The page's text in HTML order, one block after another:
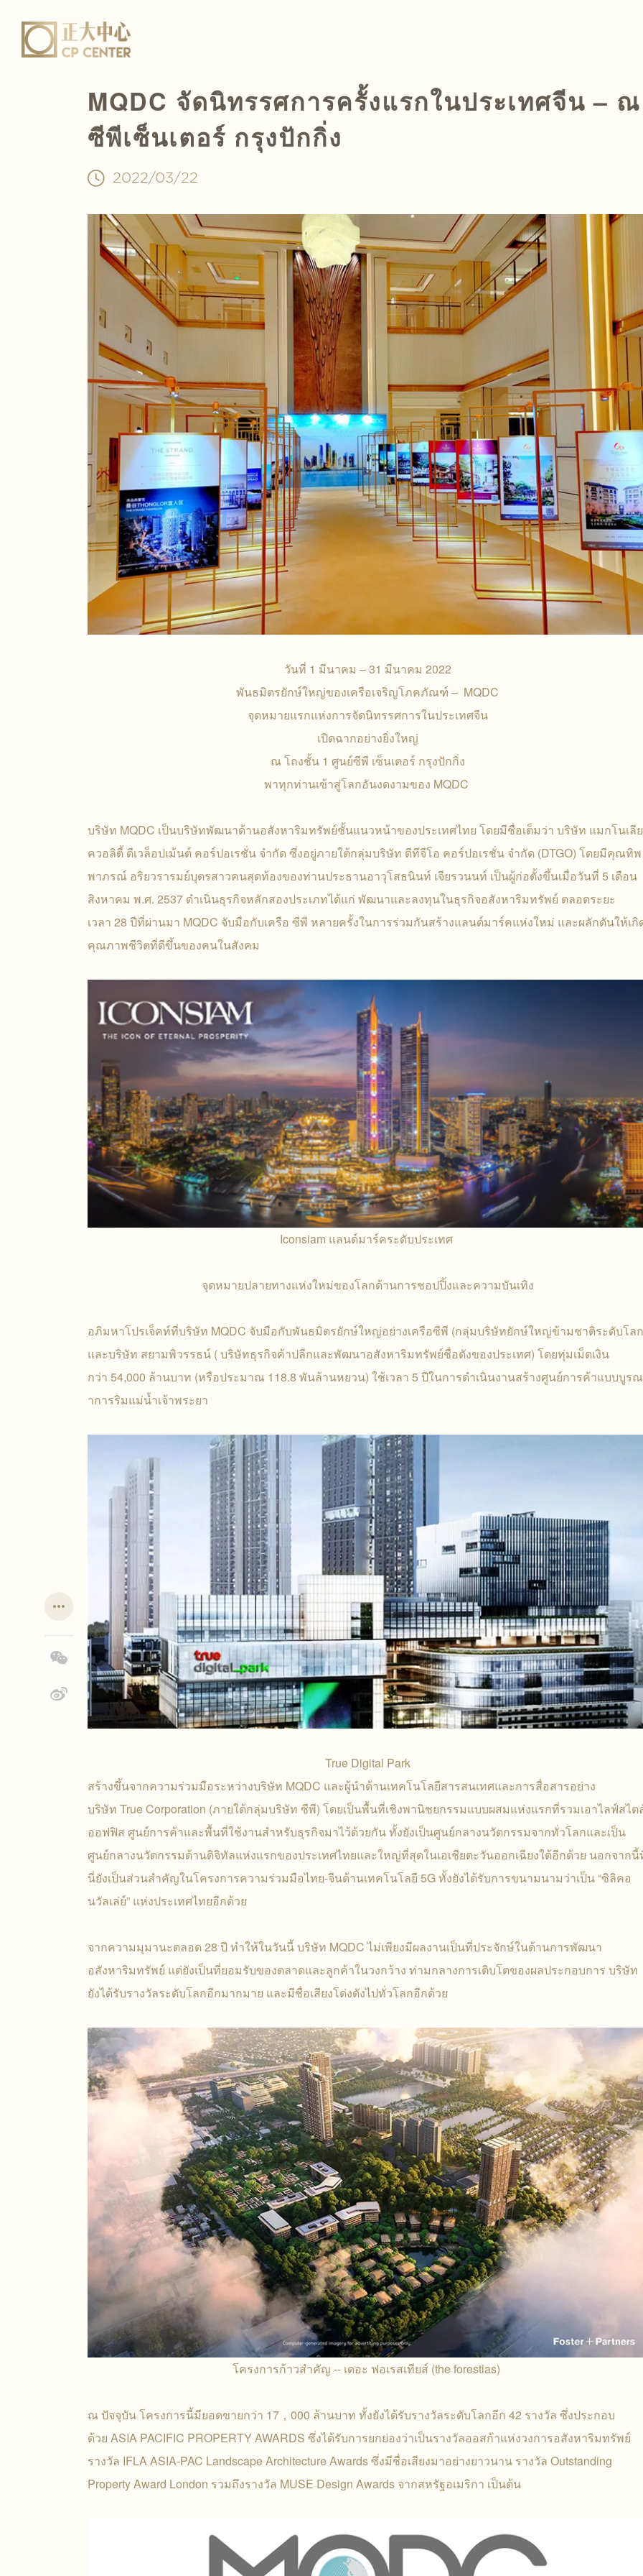
MQDC จัดนิทรรศการครั้งแรกในประเทศจีน – ณ
ซีพีเซ็นเตอร์ กรุงปักกิ่ง
2022/03/22
วันที่ 1 มีนาคม – 31 มีนาคม 2022
พันธมิตรยักษ์ใหญ่ของเครือเจริญโภคภัณฑ์ – MQDC
จุดหมายแรกแห่งการจัดนิทรรศการในประเทศจีน
เปิดฉากอย่างยิ่งใหญ่
ณ โถงชั้น 1 ศูนย์ซีพี เซ็นเตอร์ กรุงปักกิ่ง
พาทุกท่านเข้าสู่โลกอันงดงามของ MQDC
บริษัท MQDC เป็นบริษัทพัฒนาด้านอสังหาริมทรัพย์ชั้นแนวหน้าของประเทศไทย โดยมีชื่อเต็มว่า บริษัท แมกโนเลีย
ควอลิตี้ ดีเวล็อปเม้นต์ คอร์ปอเรชั่น จำกัด ซึ่งอยู่ภายใต้กลุ่มบริษัท ดีทีจีโอ คอร์ปอเรชั่น จำกัด (DTGO) โดยมีคุณทิพ
พาภรณ์ อริยวรารมย์บุตรสาวคนสุดท้องของท่านประธานอาวุโสธนินท์ เจียรวนนท์ เป็นผู้ก่อตั้งขึ้นเมื่อวันที่ 5 เดือน
สิงหาคม พ.ศ. 2537 ดำเนินธุรกิจหลักสองประเภทได้แก่ พัฒนาและลงทุนในธุรกิจอสังหาริมทรัพย์ ตลอดระยะ
เวลา 28 ปีที่ผ่านมา MQDC จับมือกับเครือ ซีพี หลายครั้งในการร่วมกันสร้างแลนด์มาร์คแห่งใหม่ และผลักดันให้เกิ
คุณภาพชีวิตที่ดีขึ้นของคนในสังคม
Iconsiam แลนด์มาร์คระดับประเทศ
จุดหมายปลายทางแห่งใหม่ของโลกด้านการชอปปิ้งและความบันเทิง
อภิมหาโปรเจ็คท์ที่บริษัท MQDC จับมือกับพันธมิตรยักษ์ใหญ่อย่างเครือซีพี (กลุ่มบริษัทยักษ์ใหญ่ข้ามชาติระดับโล
และบริษัท สยามพิวรรธน์ ( บริษัทธุรกิจค้าปลีกและพัฒนาอสังหาริมทรัพย์ชื่อดังของประเทศ) โดยทุ่มเม็ดเงิน
กว่า 54,000 ล้านบาท (หรือประมาณ 118.8 พันล้านหยวน) ใช้เวลา 5 ปีในการดำเนินงานสร้างศูนย์การค้าแบบบูรณ
าการริมแม่น้ำเจ้าพระยา
True Digital Park
สร้างขึ้นจากความร่วมมือระหว่างบริษัท MQDC และผู้นำด้านเทคโนโลยีสารสนเทศและการสื่อสารอย่าง
บริษัท True Corporation (ภายใต้กลุ่มบริษัท ซีพี) โดยเป็นพื้นที่เชิงพานิชยกรรมแบบผสมแห่งแรกที่รวมเอาไลฟ์สไต
ออฟฟิส ศูนย์การค้าและพื้นที่ใช้งานสำหรับธุรกิจมาไว้ด้วยกัน ทั้งยังเป็นศูนย์กลางนวัตกรรมจากทั่วโลกและเป็น
ศูนย์กลางนวัตกรรมด้านดิจิทัลแห่งแรกของประเทศไทยและใหญ่ที่สุดในเอเชียตะวันออกเฉียงใต้อีกด้วย นอกจาก
นี่ยังเป็นส่วนสำคัญในโครงการความร่วมมือไทย-จีนด้านเทคโนโลยี 5G ทั้งยังได้รับการขนามนามว่าเป็น “ซิลิคอ
นวัลเล่ย์” แห่งประเทศไทยอีกด้วย
จากความมุมานะตลอด 28 ปี ทำให้ในวันนี้ บริษัท MQDC ไม่เพียงมีผลงานเป็นที่ประจักษ์ในด้านการพัฒนา
อสังหาริมทรัพย์ แต่ยังเป็นที่ยอมรับของตลาดและลูกค้าในวงกว้าง ท่ามกลางการเติบโตของผลประกอบการ บริษัท
ยังได้รับรางวัลระดับโลกอีกมากมาย และมีชื่อเสียงโด่งดังไปทั่วโลกอีกด้วย
โครงการก้าวสำคัญ -- เดอะ ฟอเรสเทียส์ (the forestias)
ณ ปัจจุบัน โครงการนี้มียอดขายกว่า 17，000 ล้านบาท ทั้งยังได้รับรางวัลระดับโลกอีก 42 รางวัล ซึ่งประกอบ
ด้วย ASIA PACIFIC PROPERTY AWARDS ซึ่งได้รับการยกย่องว่าเป็นรางวัลออสก้าแห่งวงการอสังหาริมทรัพย์
รางวัล IFLA ASIA-PAC Landscape Architecture Awards ซึ่งมีชื่อเสียงมาอย่างยาวนาน รางวัล Outstanding
Property Award London รวมถึงรางวัล MUSE Design Awards จากสหรัฐอเมริกา เป็นต้น